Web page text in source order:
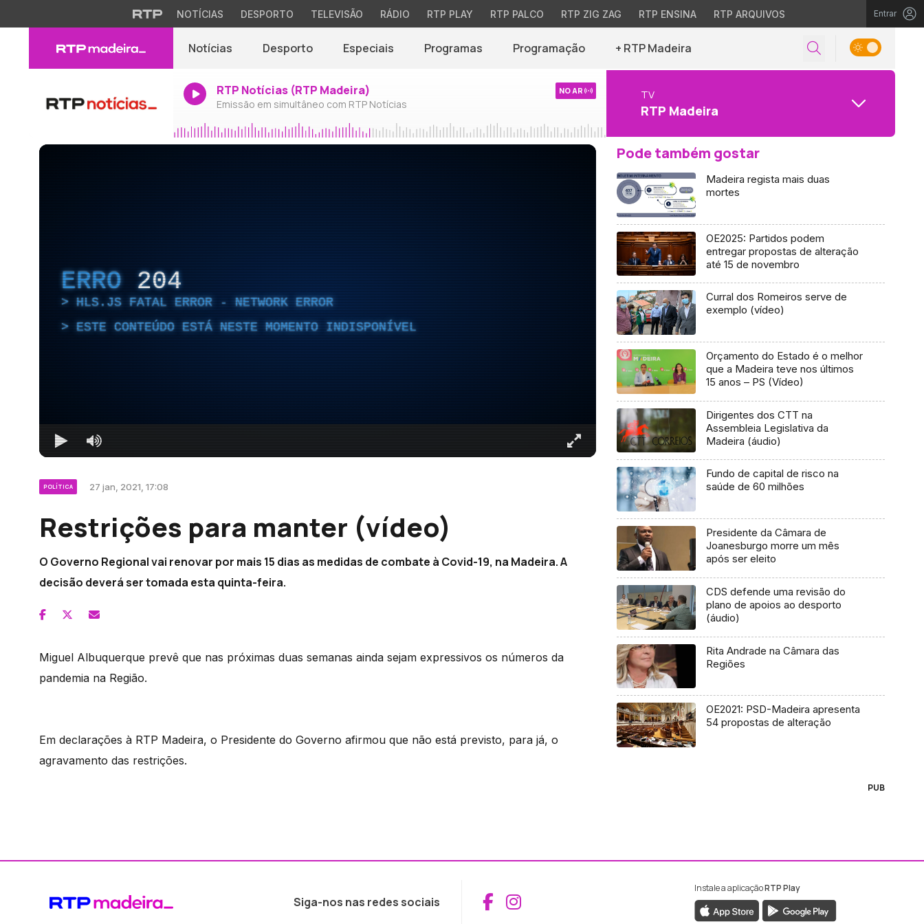
NOTÍCIAS DESPORTO TELEVISÃO RÁDIO RTP PLAY RTP PALCO RTP ZIG ZAG RTP ENSINA RTP ARQUIVOS Entrar
Notícias Desporto Especiais Programas Programação + RTP Madeira
RTP Notícias (RTP Madeira)
Emissão em simultâneo com RTP Notícias
NO AR TV
RTP Madeira
ERRO 204
HLS.JS FATAL ERROR - NETWORK ERROR
ESTE CONTEÚDO ESTÁ NESTE MOMENTO INDISPONÍVEL
POLÍTICA 27 jan, 2021, 17:08
Restrições para manter (vídeo)
O Governo Regional vai renovar por mais 15 dias as medidas de combate à Covid-19, na Madeira. A
decisão deverá ser tomada esta quinta-feira.
Miguel Albuquerque prevê que nas próximas duas semanas ainda sejam expressivos os números da
pandemia na Região.
Em declarações à RTP Madeira, o Presidente do Governo afirmou que não está previsto, para já, o
agravamento das restrições.
Pode também gostar
Madeira regista mais duas
mortes
OE2025: Partidos podem
entregar propostas de alteração
até 15 de novembro
Curral dos Romeiros serve de
exemplo (vídeo)
Orçamento do Estado é o melhor
que a Madeira teve nos últimos
15 anos – PS (Vídeo)
Dirigentes dos CTT na
Assembleia Legislativa da
Madeira (áudio)
Fundo de capital de risco na
saúde de 60 milhões
Presidente da Câmara de
Joanesburgo morre um mês
após ser eleito
CDS defende uma revisão do
plano de apoios ao desporto
(áudio)
Rita Andrade na Câmara das
Regiões
OE2021: PSD-Madeira apresenta
54 propostas de alteração
PUB
Siga-nos nas redes sociais Aceder ao Facebook da RTP Madeira
Aceder ao Instagram da RTP Madeira
Instale a aplicaçãoRTP Play